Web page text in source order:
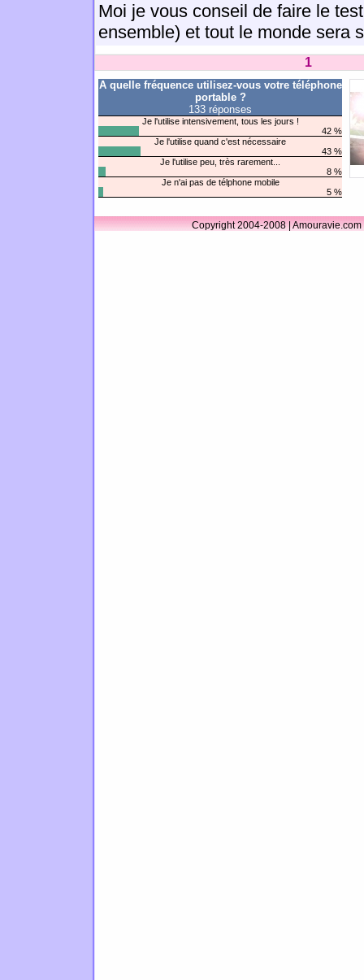
Moi je vous conseil de faire le
ensemble) et tout le monde sera
1
A quelle fréquence utilisez-vous votre téléphone
portable ?
133 réponses
Je l'utilise intensivement, tous les jours !
42 %
Je l'utilise quand c'est nécessaire
43 %
Je l'utilise peu, très rarement...
8 %
Je n'ai pas de télphone mobile
5 %
Copyright 2004-2008 |